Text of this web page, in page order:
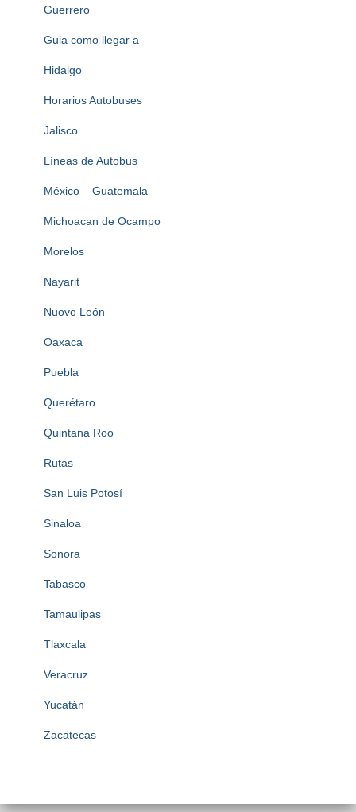
Guerrero
Guia como llegar a
Hidalgo
Horarios Autobuses
Jalisco
Líneas de Autobus
México – Guatemala
Michoacan de Ocampo
Morelos
Nayarit
Nuovo León
Oaxaca
Puebla
Querétaro
Quintana Roo
Rutas
San Luis Potosí
Sinaloa
Sonora
Tabasco
Tamaulipas
Tlaxcala
Veracruz
Yucatán
Zacatecas